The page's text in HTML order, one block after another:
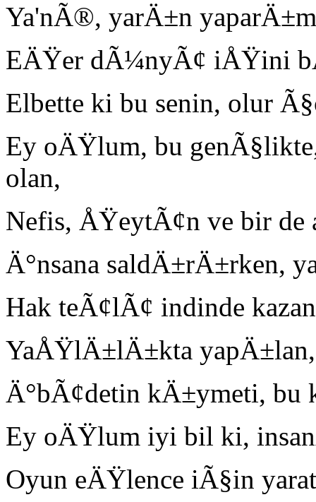
Ya'nÃ®, yarÄ±n
EÄŸer dÃ¼nyÃ¢ iÅŸini
Elbette ki bu senin, olur
Ey oÄŸlum, bu
olan,
Nefis, ÅŸeytÃ¢n ve bir
Ä°nsana saldÄ±rÄ±rken,
Hak teÃ¢lÃ¢ indinde
YaÅŸlÄ±lÄ±kta
Ä°bÃ¢detin kÄ±ymeti, bu
Ey oÄŸlum iyi bil ki,
Oyun eÄŸlence iÃ§in